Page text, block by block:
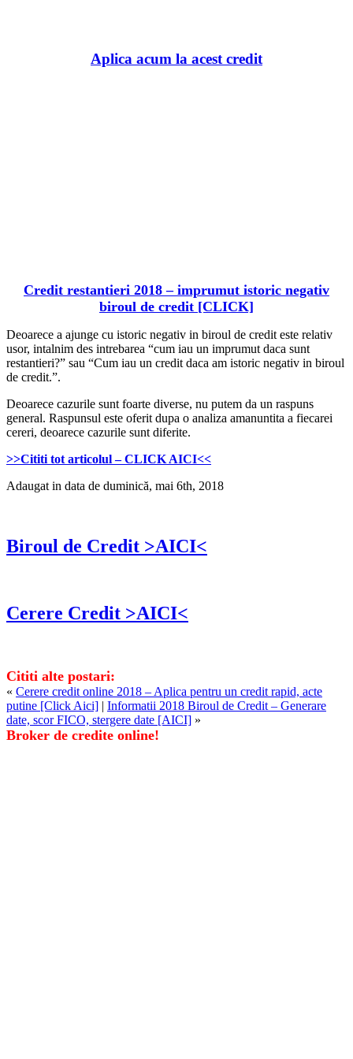
Aplica acum la acest credit
Credit restantieri 2018 – imprumut istoric negativ
biroul de credit [CLICK]
Deoarece a ajunge cu istoric negativ in biroul de credit este relativ
usor, intalnim des intrebarea “cum iau un imprumut daca sunt
restantieri?” sau “Cum iau un credit daca am istoric negativ in biroul
de credit.”.
Deoarece cazurile sunt foarte diverse, nu putem da un raspuns
general. Raspunsul este oferit dupa o analiza amanuntita a fiecarei
cereri, deoarece cazurile sunt diferite.
>>Cititi tot articolul – CLICK AICI<<
Adaugat in data de duminică, mai 6th, 2018
Biroul de Credit >AICI<
Cerere Credit >AICI<
Cititi alte postari:
« Cerere credit online 2018 – Aplica pentru un credit rapid, acte
putine [Click Aici] | Informatii 2018 Biroul de Credit – Generare
date, scor FICO, stergere date [AICI] »
Broker de credite online!